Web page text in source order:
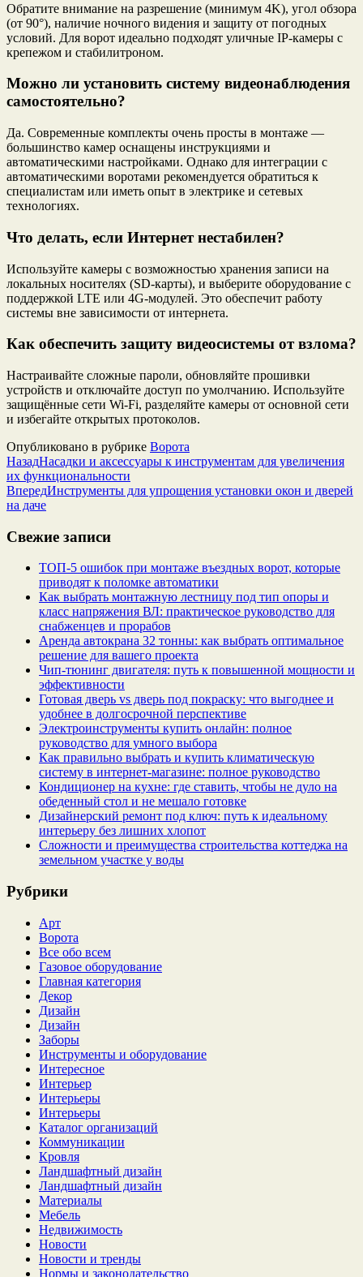
Обратите внимание на разрешение (минимум 4K), угол обзора
(от 90°), наличие ночного видения и защиту от погодных
условий. Для ворот идеально подходят уличные IP-камеры с
крепежом и стабилитроном.
Можно ли установить систему видеонаблюдения
самостоятельно?
Да. Современные комплекты очень просты в монтаже —
большинство камер оснащены инструкциями и
автоматическими настройками. Однако для интеграции с
автоматическими воротами рекомендуется обратиться к
специалистам или иметь опыт в электрике и сетевых
технологиях.
Что делать, если Интернет нестабилен?
Используйте камеры с возможностью хранения записи на
локальных носителях (SD-карты), и выберите оборудование с
поддержкой LTE или 4G-модулей. Это обеспечит работу
системы вне зависимости от интернета.
Как обеспечить защиту видеосистемы от взлома?
Настраивайте сложные пароли, обновляйте прошивки
устройств и отключайте доступ по умолчанию. Используйте
защищённые сети Wi-Fi, разделяйте камеры от основной сети
и избегайте открытых протоколов.
Опубликовано в рубрике Ворота
НазадНасадки и аксессуары к инструментам для увеличения
их функциональности
ВпередИнструменты для упрощения установки окон и дверей
на даче
Свежие записи
ТОП-5 ошибок при монтаже въездных ворот, которые
приводят к поломке автоматики
Как выбрать монтажную лестницу под тип опоры и
класс напряжения ВЛ: практическое руководство для
снабженцев и прорабов
Аренда автокрана 32 тонны: как выбрать оптимальное
решение для вашего проекта
Чип‑тюнинг двигателя: путь к повышенной мощности и
эффективности
Готовая дверь vs дверь под покраску: что выгоднее и
удобнее в долгосрочной перспективе
Электроинструменты купить онлайн: полное
руководство для умного выбора
Как правильно выбрать и купить климатическую
систему в интернет‑магазине: полное руководство
Кондиционер на кухне: где ставить, чтобы не дуло на
обеденный стол и не мешало готовке
Дизайнерский ремонт под ключ: путь к идеальному
интерьеру без лишних хлопот
Сложности и преимущества строительства коттеджа на
земельном участке у воды
Рубрики
Арт
Ворота
Все обо всем
Газовое оборудование
Главная категория
Декор
Дизайн
Дизайн
Заборы
Инструменты и оборудование
Интересное
Интерьер
Интерьеры
Интерьеры
Каталог организаций
Коммуникации
Кровля
Ландшафтный дизайн
Ландшафтный дизайн
Материалы
Мебель
Недвижимость
Новости
Новости и тренды
Нормы и законодательство